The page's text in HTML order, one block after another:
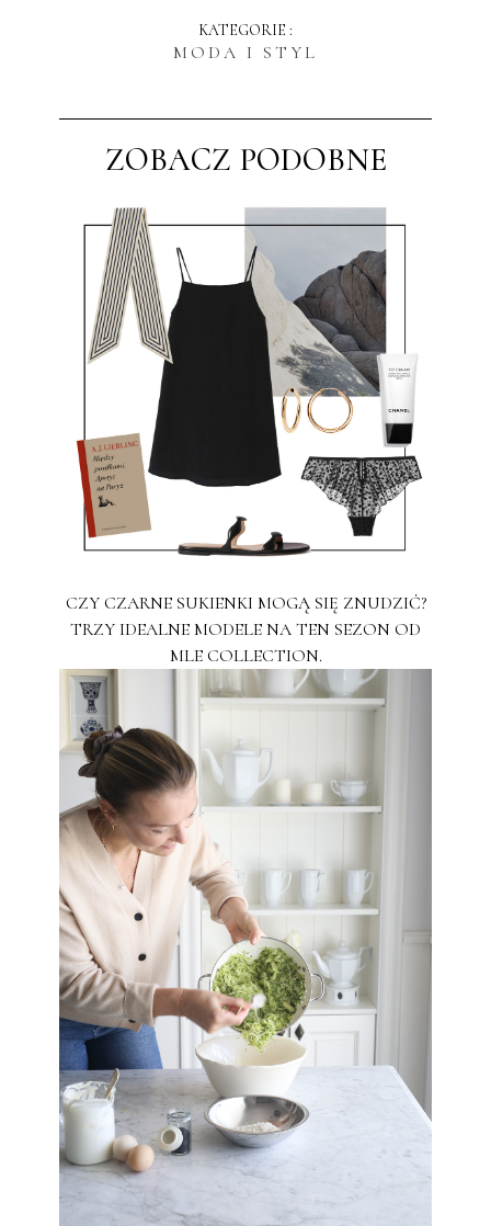
KATEGORIE :
MODA I STYL
ZOBACZ PODOBNE
CZY CZARNE SUKIENKI MOGĄ SIĘ ZNUDZIĆ?
TRZY IDEALNE MODELE NA TEN SEZON OD
MLE COLLECTION.